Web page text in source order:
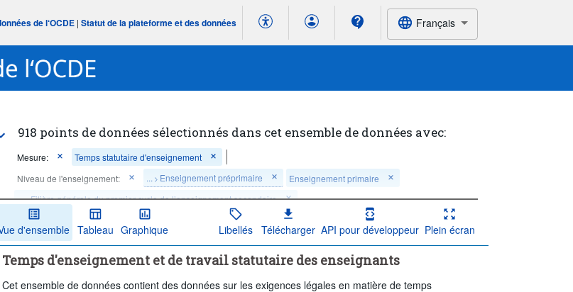
de l‘OCDE |Statut de la plateforme et des données Français
918 points de données sélectionnés dans cet ensemble de données avec:
Mesure:
Temps statutaire d'enseignement
Niveau de l'enseignement:
... > Enseignement préprimaire
Enseignement primaire
...>Filière générale du premier cycle de l’enseignement secondaire
>Filière professionnelle du premier cycle de l’enseignement secondaire
...>Filière générale du deuxième cycle de l’enseignement secondaire
...>Filière professionnelle du deuxième cycle de l’enseignement secondaire
Supprimer tout
d'ensemble Tableau Graphique Libellés Télécharger API pour développeur Plein écran
Temps d'enseignement et de travail statutaire des enseignants
Cet ensemble de données contient des données sur les exigences légales en matière de temps